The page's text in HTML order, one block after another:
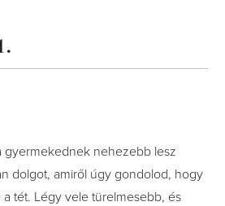
gyermekednek nehezebb lesz
dolgot, amiről úgy gondolod, hogy
tét. Légy vele türelmesebb, és